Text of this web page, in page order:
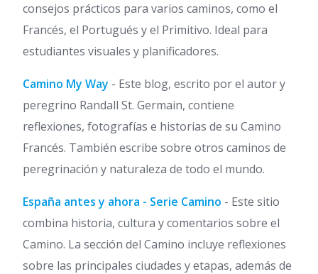
consejos prácticos para varios caminos, como el
Francés, el Portugués y el Primitivo. Ideal para
estudiantes visuales y planificadores.
Camino My Way - Este blog, escrito por el autor y
peregrino Randall St. Germain, contiene
reflexiones, fotografías e historias de su Camino
Francés. También escribe sobre otros caminos de
peregrinación y naturaleza de todo el mundo.
España antes y ahora - Serie Camino - Este sitio
combina historia, cultura y comentarios sobre el
Camino. La sección del Camino incluye reflexiones
sobre las principales ciudades y etapas, además de